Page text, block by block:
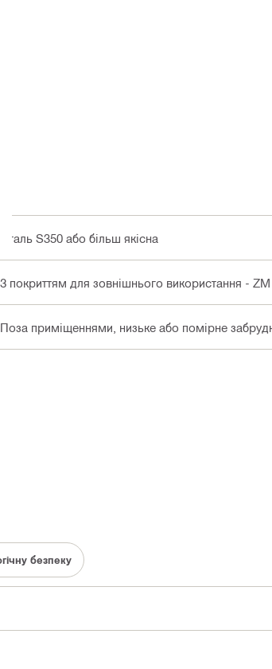
Сталь S350 або більш якісна
З покриттям для зовнішнього використання - ZM
Поза приміщеннями, низьке або помірне
безпеку